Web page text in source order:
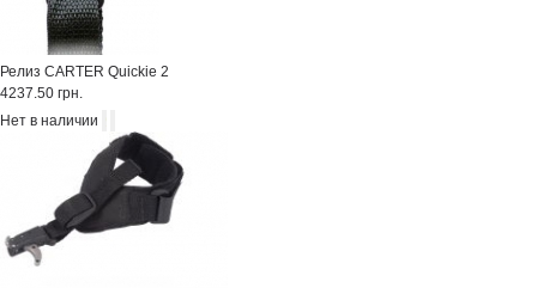
Релиз CARTER Quickie 2
4237.50 грн.
Нет в наличии